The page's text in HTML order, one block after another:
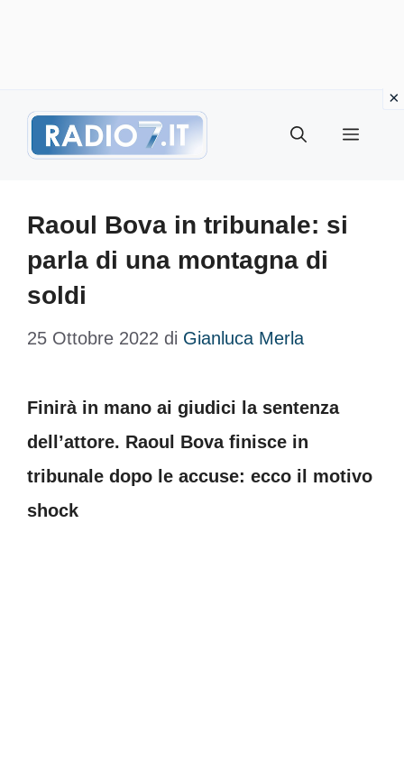
Menu
Raoul Bova in tribunale: si
parla di una montagna di
soldi
25 Ottobre 2022 di Gianluca Merla
Finirà in mano ai giudici la sentenza
dell’attore. Raoul Bova finisce in
tribunale dopo le accuse: ecco il motivo
shock